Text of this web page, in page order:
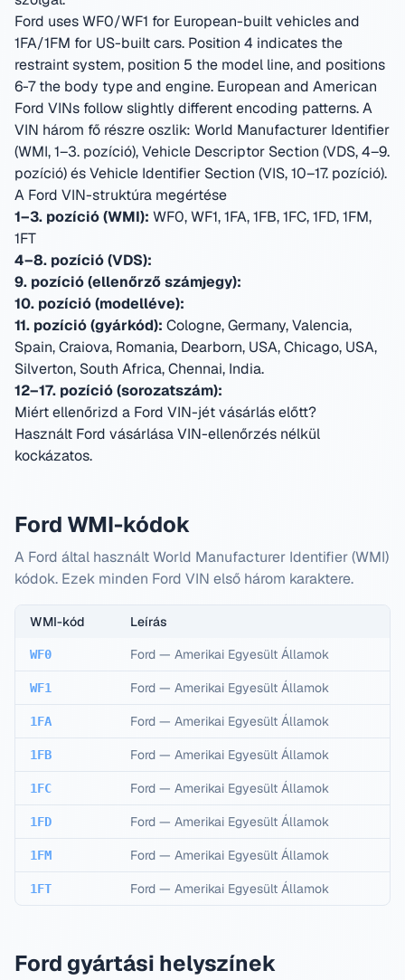
Ford uses WF0/WF1 for European-built vehicles and
1FA/1FM for US-built cars. Position 4 indicates the
restraint system, position 5 the model line, and positions
6-7 the body type and engine. European and American
Ford VINs follow slightly different encoding patterns.A
VIN három fő részre oszlik: World Manufacturer Identifier
(WMI, 1–3. pozíció), Vehicle Descriptor Section (VDS, 4–9.
pozíció) és Vehicle Identifier Section (VIS, 10–17. pozíció).
A Ford VIN-struktúra megértése
1–3. pozíció (WMI): WF0, WF1, 1FA, 1FB, 1FC, 1FD, 1FM,
1FT
4–8. pozíció (VDS):
9. pozíció (ellenőrző számjegy):
10. pozíció (modelléve):
11. pozíció (gyárkód): Cologne, Germany, Valencia,
Spain, Craiova, Romania, Dearborn, USA, Chicago, USA,
Silverton, South Africa, Chennai, India.
12–17. pozíció (sorozatszám):
Miért ellenőrizd a Ford VIN-jét vásárlás előtt?
Használt Ford vásárlása VIN-ellenőrzés nélkül
kockázatos.
Ford WMI-kódok
A Ford által használt World Manufacturer Identifier (WMI)
kódok. Ezek minden Ford VIN első három karaktere.
WMI-kód Leírás
WF0 Ford — Amerikai Egyesült Államok
WF1 Ford — Amerikai Egyesült Államok
1FA Ford — Amerikai Egyesült Államok
1FB Ford — Amerikai Egyesült Államok
1FC Ford — Amerikai Egyesült Államok
1FD Ford — Amerikai Egyesült Államok
1FM Ford — Amerikai Egyesült Államok
1FT Ford — Amerikai Egyesült Államok
Ford gyártási helyszínek